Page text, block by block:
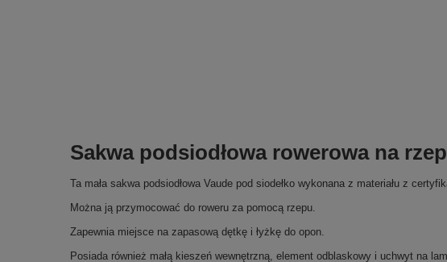
Sakwa podsiodłowa rowerowa na
Ta mała sakwa podsiodłowa Vaude pod siodełko wykonana z materiału z
Można ją przymocować do roweru za pomocą rzepu.
Zapewnia miejsce na zapasową dętkę i łyżkę do opon.
Posiada również małą kieszeń wewnętrzną, element odblaskowy i uchwyt na